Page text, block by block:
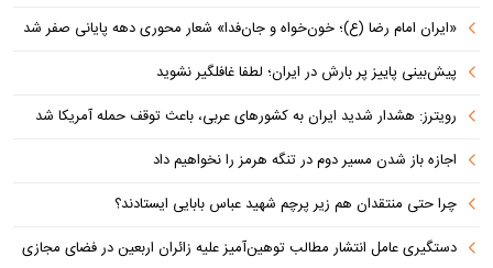
«ایران امام رضا (ع)؛ خون‌خواه و جان‌فدا» شعار محوری دهه پایانی صفر شد
پیش‌بینی پاییز پر بارش در ایران؛ لطفا غافلگیر نشوید
رویترز: هشدار شدید ایران به کشورهای عربی، باعث توقف حمله آمریکا شد
اجازه باز شدن مسیر دوم در تنگه هرمز را نخواهیم داد
چرا حتی منتقدان هم زیر پرچم شهید عباس بابایی ایستادند؟
دستگیری عامل انتشار مطالب توهین‌آمیز علیه زائران اربعین در فضای مجازی